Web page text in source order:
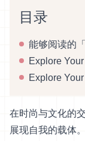
目录
能够阅读的
Explore
Explore
在时尚与文化的
展现自我的载体